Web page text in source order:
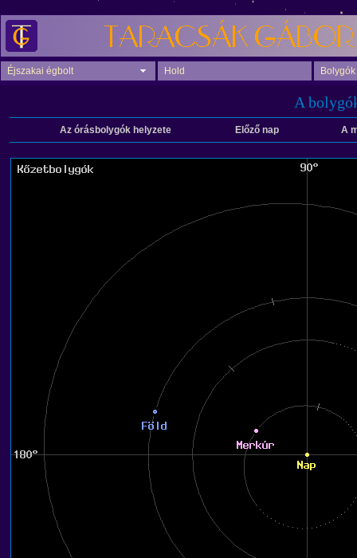
Éjszakai égbolt Hold Bolygók
A
Az órásbolygók helyzete Előző nap A